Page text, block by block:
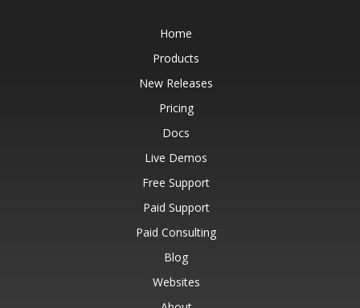
Home
Products
New Releases
Pricing
Docs
Live Demos
Free Support
Paid Support
Paid Consulting
Blog
Websites